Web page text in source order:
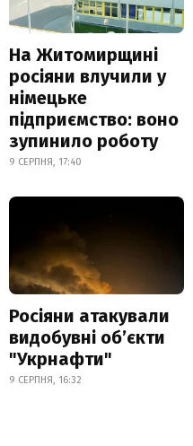
На Житомирщині
росіяни влучили у
німецьке
підприємство: воно
зупинило роботу
9 СЕРПНЯ, 17:40
Росіяни атакували
видобувні обʼєкти
"Укрнафти"
9 СЕРПНЯ, 16:32